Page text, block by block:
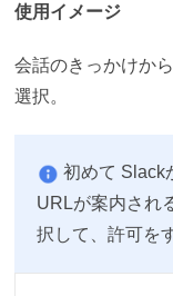
使用イメージ
会話のきっかけから
選択。
初めて Slack
URLが案内され
択して、許可を